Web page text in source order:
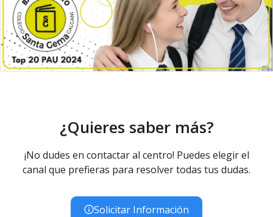
¿Quieres saber más?
¡No dudes en contactar al centro! Puedes elegir el
canal que prefieras para resolver todas tus dudas.
Solicitar Información